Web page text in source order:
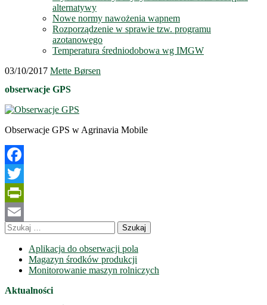
alternatywy
Nowe normy nawożenia wapnem
Rozporządzenie w sprawie tzw. programu
azotanowego
Temperatura średniodobowa wg IMGW
03/10/2017 Mette Børsen
obserwacje GPS
Obserwacje GPS w Agrinavia Mobile
Facebook
Twitter
PrintFriendly
Email
Szukaj:
Aplikacja do obserwacji pola
Magazyn środków produkcji
Monitorowanie maszyn rolniczych
Aktualności